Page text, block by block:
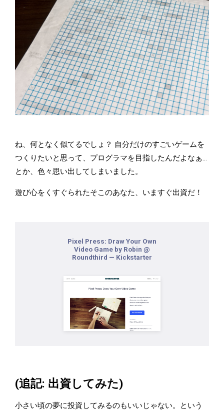
ね、何となく似てるでしょ？ 自分だけのすごいゲームを
つくりたいと思って、プログラマを目指したんだよなぁ…
とか、色々思い出してしまいました。
遊び心をくすぐられたそこのあなた、いますぐ出資だ！
Pixel Press: Draw Your Own
Video Game by Robin @
Roundthird — Kickstarter
(追記: 出資してみた)
小さい頃の夢に投資してみるのもいいじゃない。という